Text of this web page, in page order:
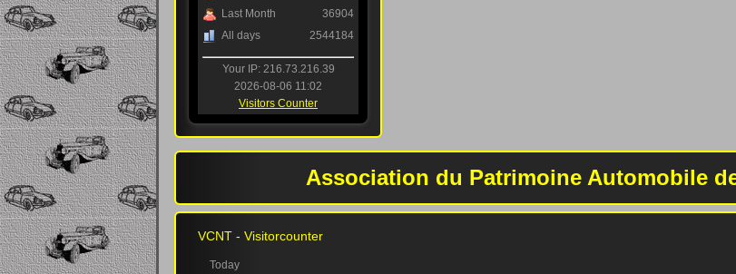
Last Month
All days
36904
2544184
Your IP: 216.73.216.39
2026-08-06 11:02
Visitors Counter
Association du Patrimoine Automobile
VCNT - Visitorcounter
Today